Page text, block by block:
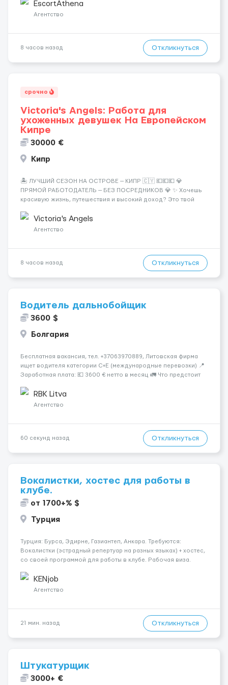
хорошие деньги 💶 — это предложение для тебя! 🔹
Требования: ✔️ Возраст от ...
EscortAthena
Агентство
8 часов назад Откликнуться
срочно
Victoria's Angels: Работа для
ухоженных девушек На Европейском
Кипре
30000 €
Кипр
🏝️ ЛУЧШИЙ СЕЗОН НА ОСТРОВЕ — КИПР 🇨🇾 💶💶💶 💎
ПРЯМОЙ РАБОТОДАТЕЛЬ — БЕЗ ПОСРЕДНИКОВ 💎 ✨ Хочешь
красивую жизнь, путешествия и высокий доход? Это твой
Опытная команда с годами практики — Стабильный поток
клиентов (без ...
Victoria's Angels
Агентство
8 часов назад Откликнуться
Водитель дальнобойщик
3600 $
Болгария
Бесплатная вакансия, тел. +37063970889, Литовская фирма
ищет водителя категории C+E (международные перевозки) 📍
Заработная плата: 💶 3600 € нетто в месяц 🚛 Что предстоит
рефрижераторах. В среднем 400–500 км в день. Погрузки и
разгрузки...
RBK Litva
Агентство
60 секунд назад Откликнуться
Вокалистки, хостес для работы в
клубе.
от 1700+% $
Турция
Турция: Бурса, Эдирне, Газиантеп, Анкара. Требуются:
Вокалистки (эстрадный репертуар на разных языках) + хостеc,
со своей программой для работы в клубе. Рабочая виза.
одного до трех месяцев. Мед. страховка. Высокая зарплат...
KENjob
Агентство
21 мин. назад Откликнуться
Штукатурщик
3000+ €